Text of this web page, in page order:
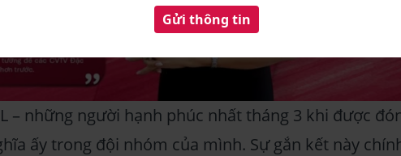
– những người hạnh phúc nhất tháng 3 khi được
ấy trong đội nhóm của mình. Sự gắn kết này